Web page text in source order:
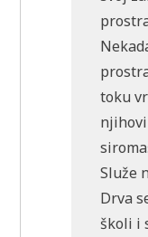
toku
Služe
Drva
školi i